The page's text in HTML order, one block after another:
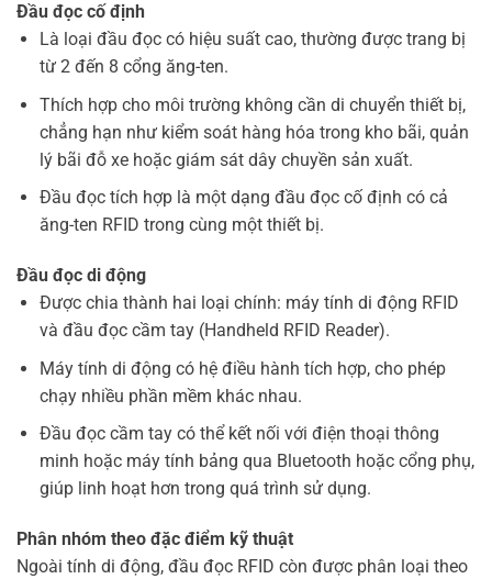
Đầu đọc cố định
Là loại đầu đọc có hiệu suất cao, thường được trang bị
từ 2 đến 8 cổng ăng-ten.
Thích hợp cho môi trường không cần di chuyển thiết bị,
chẳng hạn như kiểm soát hàng hóa trong kho bãi, quản
lý bãi đỗ xe hoặc giám sát dây chuyền sản xuất.
Đầu đọc tích hợp là một dạng đầu đọc cố định có cả
ăng-ten RFID trong cùng một thiết bị.
Đầu đọc di động
Được chia thành hai loại chính: máy tính di động RFID
và đầu đọc cầm tay (Handheld RFID Reader).
Máy tính di động có hệ điều hành tích hợp, cho phép
chạy nhiều phần mềm khác nhau.
Đầu đọc cầm tay có thể kết nối với điện thoại thông
minh hoặc máy tính bảng qua Bluetooth hoặc cổng phụ,
giúp linh hoạt hơn trong quá trình sử dụng.
Phân nhóm theo đặc điểm kỹ thuật
Ngoài tính di động, đầu đọc RFID còn được phân loại theo